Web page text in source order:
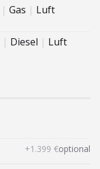
| Gas | Luft
| Diesel | Luft
+1.399 €optional